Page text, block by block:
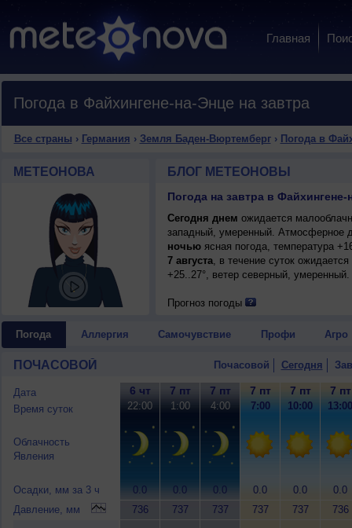
Главная
Погода в Файхингене-на-Энце на завтра
Все страны › Германия › Земля Баден-Вюртемберг› Погода в
МЕТЕОНОВА БЛОГ МЕТЕОНОВЫ
Сегодня днем ожидается
западный, умеренный. Атмосферное
ночьюясная погода, температура
7 августа, в течение суток
+25..27°, ветер северный, умеренный.
Прогноз погоды
Погода Аллергия Самочувствие Профи Агро
ПОЧАСОВОЙ Почасовой Сегодня
Дата
Время суток
Облачность
Явления
Осадки, мм за 3 ч
Давление, мм
6 чт
22:00
0.0
736
7 пт
1:00
0.0
737
7 пт
4:00
0.0
737
7 пт
7:00
0.0
737
7 пт
10:00
0.0
737
7 пт
13:00
0.0
736